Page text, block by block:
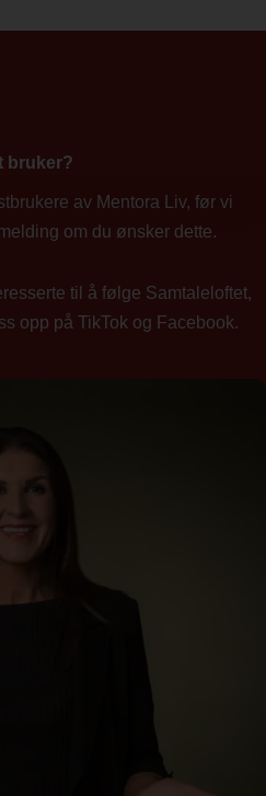
bruker?
av Mentora Liv, før vi
om du ønsker dette.
til å følge Samtaleloftet,
opp på TikTok og Facebook.